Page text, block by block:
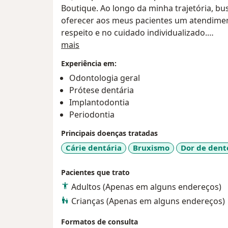
Boutique. Ao longo da minha trajetória,
oferecer aos meus pacientes um
respeito e no cuidado individualizado.
realizar procedimentos com precisão,
objetivo é devolver aos pacientes não
mas também sua autoestima e bem-estar,
ético em cada etapa do tratamento.
Agradecemos pela sua escolha e confiança!
Atenciosamente Dra Karina França.
Endereço: Praça Zacarias n° 58 - Edifício
mais
Experiência em:
Odontologia geral
Prótese dentária
Implantodontia
Periodontia
Principais doenças tratadas
Cárie dentária Bruxismo Dor de
Pacientes que trato
Adultos (Apenas em alguns endereços)
Crianças (Apenas em alguns endereços)
Formatos de consulta